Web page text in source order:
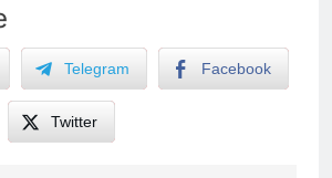
Telegram Facebook
Twitter